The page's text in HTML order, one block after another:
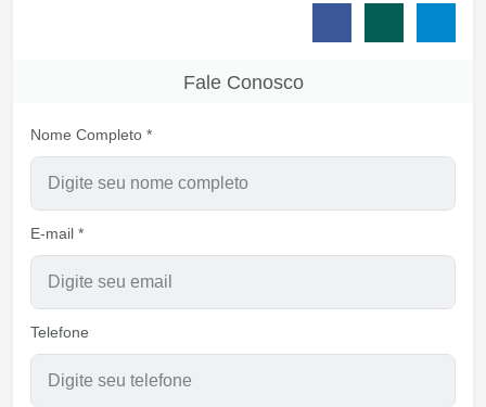
Fale Conosco
Nome Completo *
E-mail *
Telefone